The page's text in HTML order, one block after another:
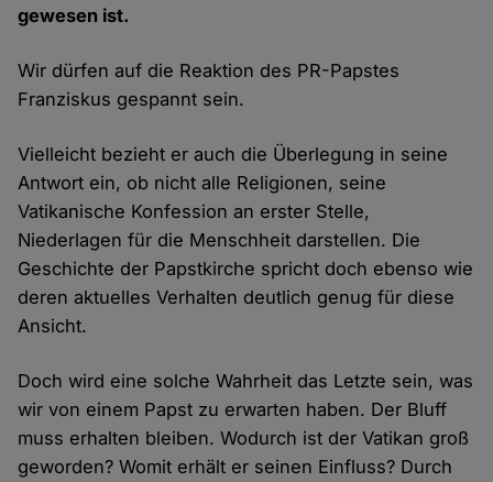
gewesen ist.
Wir dürfen auf die Reaktion des PR-Papstes
Franziskus gespannt sein.
Vielleicht bezieht er auch die Überlegung in seine
Antwort ein, ob nicht alle Religionen, seine
Vatikanische Konfession an erster Stelle,
Niederlagen für die Menschheit darstellen. Die
Geschichte der Papstkirche spricht doch ebenso wie
deren aktuelles Verhalten deutlich genug für diese
Ansicht.
Doch wird eine solche Wahrheit das Letzte sein, was
wir von einem Papst zu erwarten haben. Der Bluff
muss erhalten bleiben. Wodurch ist der Vatikan groß
geworden? Womit erhält er seinen Einfluss? Durch